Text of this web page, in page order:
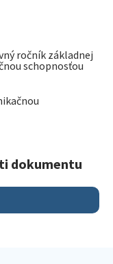
ročník základnej
schopnosťou
dokumentu